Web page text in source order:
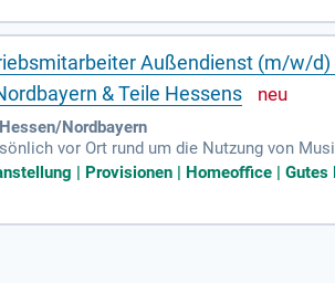
Außendienst (m/w/d)
& Teile Hessens
Nordbayern
vor Ort rund um die Nutzung von
Einzelhändler sowie weitere
| Provisionen | Homeoffice |